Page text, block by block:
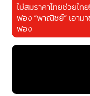
ไม่สมราคาไทยช่วยไท
ฟอง “พาณิชย์” เอาม
ฟอง